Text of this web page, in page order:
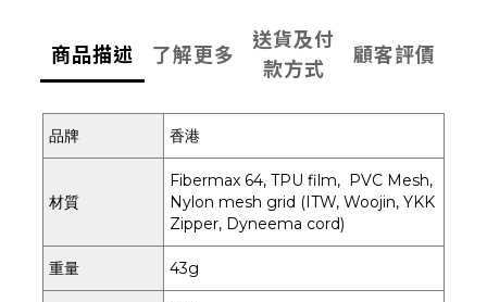
商品描述 了解更多
送貨及付
款方式
顧客評價
品牌 香港
材質
Fibermax 64, TPU film, PVC Mesh,
Nylon mesh grid (ITW, Woojin, YKK
Zipper, Dyneema cord)
重量 43g